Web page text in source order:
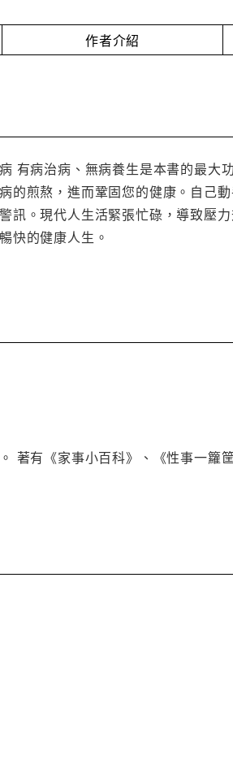
作者介紹
有病治病、無病養生是本書的最
的煎熬，進而鞏固您的健康。自己
訊。現代人生活緊張忙碌，導致壓
快的健康人生。
著有《家事小百科》、《性事一籮